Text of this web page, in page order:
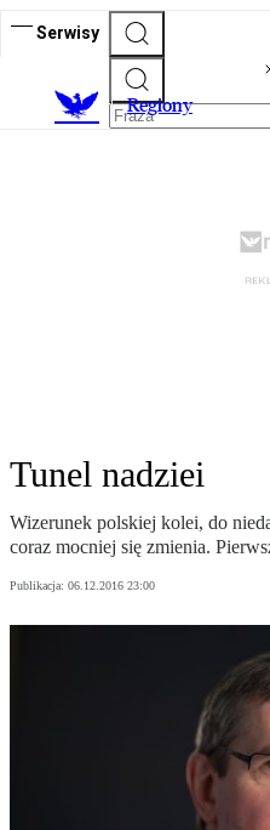
Serwisy
Regiony
Tunel nadziei
Wizerunek polskiej kolei, do
coraz mocniej się zmienia.
Publikacja: 06.12.2016 23:00